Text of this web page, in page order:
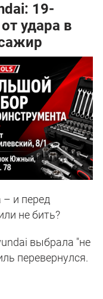
19-
удара в
– и перед
не бить?
выбрала "не
перевернулся.